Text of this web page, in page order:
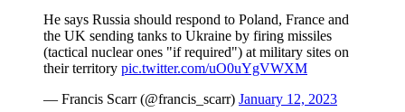
He says Russia should respond to Poland, France and
the UK sending tanks to Ukraine by firing missiles
(tactical nuclear ones "if required") at military sites on
their territory pic.twitter.com/uO0uYgVWXM
— Francis Scarr (@francis_scarr) January 12, 2023